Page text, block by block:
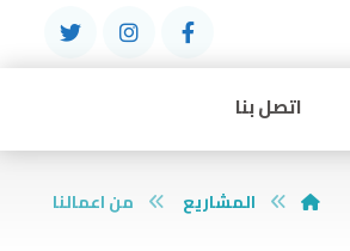
اتصل بنا
المشاريع من اعمالنا